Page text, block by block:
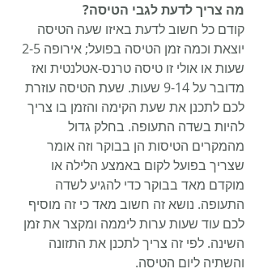
מה צריך לדעת לגבי הטיסה?
קודם כל חשוב לדעת באיזו שעה הטיסה
שעות או אולי זו טיסה טרנס-אטלנטית ואז
מדובר על 9-14 שעות. שעת הטיסה עוזרת
לכם לתכנן את שעת הקימה והזמן בו צריך
להיות בשדה התעופה. בחלק גדול
מהמקרים הטיסות הן בבוקר וזה אומר
שצריך בפועל לקום באמצע הלילה או
מוקדם מאד בבוקר כדי להגיע לשדה
התעופה. נושא זה חשוב מאד כי זה מוסיף
לכם עוד שעות ערות ליממה ומקצר את זמן
השינה. לפי זה צריך לתכנן את התזונה
והשתיה ליום הטיסה.